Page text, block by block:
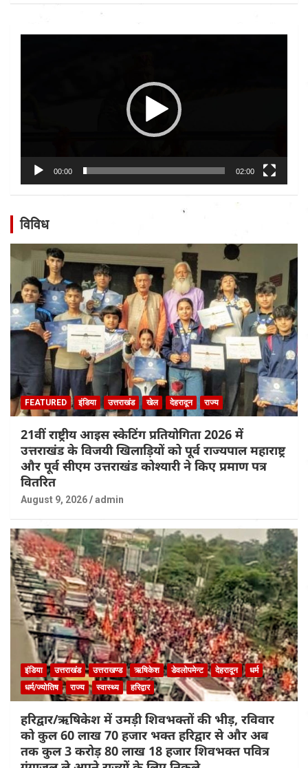
00:00 02:00
विविध
FEATURED इंडिया उत्तराखंड खेल देहरादून राज्य
21वीं राष्ट्रीय आइस स्केटिंग प्रतियोगिता 2026 में
उत्तराखंड के विजयी खिलाड़ियों को पूर्व राज्यपाल महाराष्ट्र
और पूर्व सीएम उत्तराखंड कोश्यारी ने किए प्रमाण पत्र
वितरित
August 9, 2026 admin
इंडिया उत्तराखंड उत्तराखण्ड ऋषिकेश डेवलोपमेन्ट देहरादून
धर्म
धर्म/ज्योतिष
राज्य स्वास्थ्य हरिद्वार
हरिद्वार/ऋषिकेश में उमड़ी शिवभक्तों की भीड़, रविवार
को कुल 60 लाख 70 हजार भक्त हरिद्वार से और अब
तक कुल 3 करोड़ 80 लाख 18 हजार शिवभक्त पवित्र